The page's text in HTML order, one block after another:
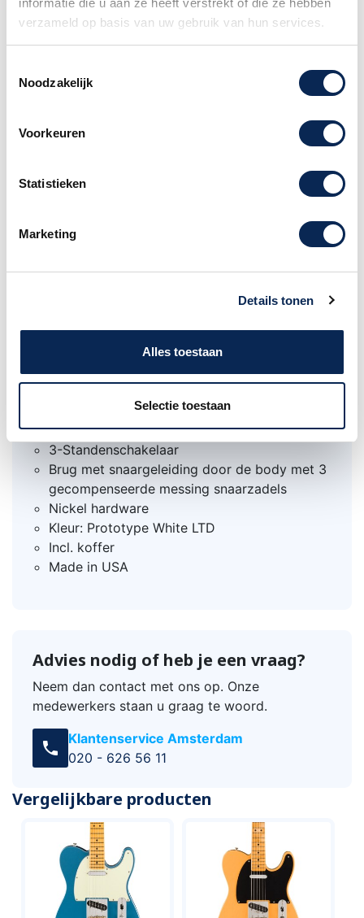
verzameld op basis van uw gebruik van hun services.
Noodzakelijk
Voorkeuren
Statistieken
Marketing
Details tonen
Alles toestaan
Selectie toestaan
radius van 7,25'' en vintage hoge frets.
Kenmerkend voor de productie in 1951, de 12e
kruiskopbevestiging op de gitaar bevindt zich
bij de truss rod-moer.
"Fender Deluxe" tuners en Pure Vintage '51
Telecaster pickups leveren klassieke twang en
Geschroefde esdoornhouten hals
Scale: 648 mm (25,5")
Fretboard radius: 241 mm (9,5")
Topkambreedte: 42,8 mm (1,69")
Pickups: 2 V-Mod II single coils
1 Volume en 1 tone control
3-Standenschakelaar
Brug met snaargeleiding door de body met 3
gecompenseerde messing snaarzadels
Nickel hardware
Kleur: Prototype White LTD
Incl. koffer
Made in USA
Advies nodig of heb je een vraag?
Neem dan contact met ons op. Onze
medewerkers staan u graag te woord.
call
Klantenservice Amsterdam
020 - 626 56 11
Vergelijkbare producten